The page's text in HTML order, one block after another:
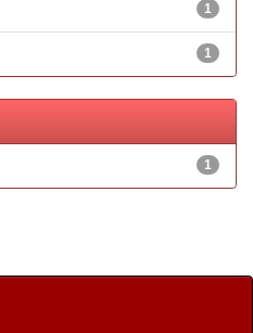
1
1
1